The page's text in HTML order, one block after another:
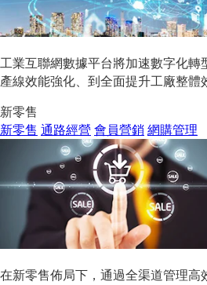
工業互聯網數據平台將加速數字化轉
產線效能強化、到全面提升工廠整體
新零售
新零售 通路經營會員營銷網購管理
在新零售佈局下，通過全渠道管理